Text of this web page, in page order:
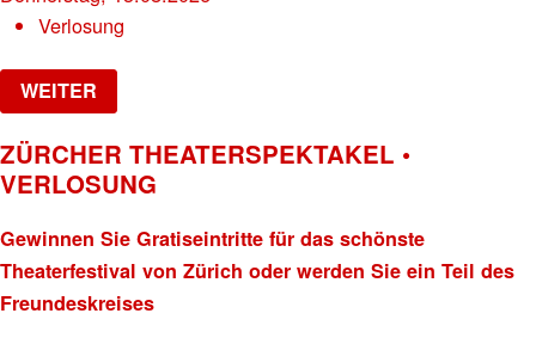
Verlosung
WEITER
ZÜRCHER THEATERSPEKTAKEL •
VERLOSUNG
Gewinnen Sie Gratiseintritte für das schönste
Theaterfestival von Zürich oder werden Sie ein Teil des
Freundeskreises